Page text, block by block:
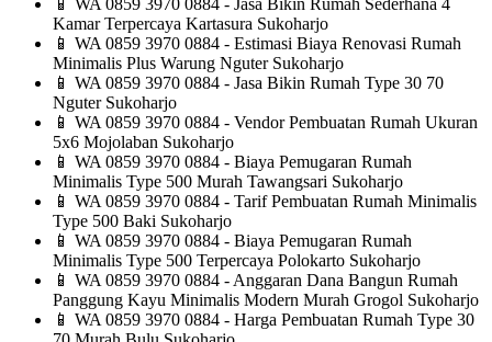
📱 WA 0859 3970 0884 - Jasa Bikin Rumah Sederhana 4
Kamar Terpercaya Kartasura Sukoharjo
📱 WA 0859 3970 0884 - Estimasi Biaya Renovasi Rumah
Minimalis Plus Warung Nguter Sukoharjo
📱 WA 0859 3970 0884 - Jasa Bikin Rumah Type 30 70
Nguter Sukoharjo
📱 WA 0859 3970 0884 - Vendor Pembuatan Rumah Ukuran
5x6 Mojolaban Sukoharjo
📱 WA 0859 3970 0884 - Biaya Pemugaran Rumah
Minimalis Type 500 Murah Tawangsari Sukoharjo
📱 WA 0859 3970 0884 - Tarif Pembuatan Rumah Minimalis
Type 500 Baki Sukoharjo
📱 WA 0859 3970 0884 - Biaya Pemugaran Rumah
Minimalis Type 500 Terpercaya Polokarto Sukoharjo
📱 WA 0859 3970 0884 - Anggaran Dana Bangun Rumah
Panggung Kayu Minimalis Modern Murah Grogol Sukoharjo
📱 WA 0859 3970 0884 - Harga Pembuatan Rumah Type 30